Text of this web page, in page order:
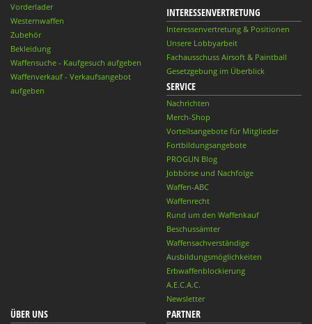
Vorderlader
Westernwaffen
Zubehör
Bekleidung
Waffensuche - Kaufgesuch aufgeben
Waffenverkauf - Verkaufsangebot
aufgeben
INTERESSENVERTRETUNG
Interessenvertretung & Positionen
Unsere Lobbyarbeit
Fachausschuss Airsoft & Paintball
Gesetzgebung im Überblick
SERVICE
Nachrichten
Merch-Shop
Vorteilsangebote für Mitglieder
Fortbildungsangebote
PROGUN Blog
Jobbörse und Nachfolge
Waffen-ABC
Waffenrecht
Rund um den Waffenkauf
Beschussämter
Waffensachverständige
Ausbildungsmöglichkeiten
Erbwaffenblockierung
A.E.C.A.C.
Newsletter
ÜBER UNS PARTNER